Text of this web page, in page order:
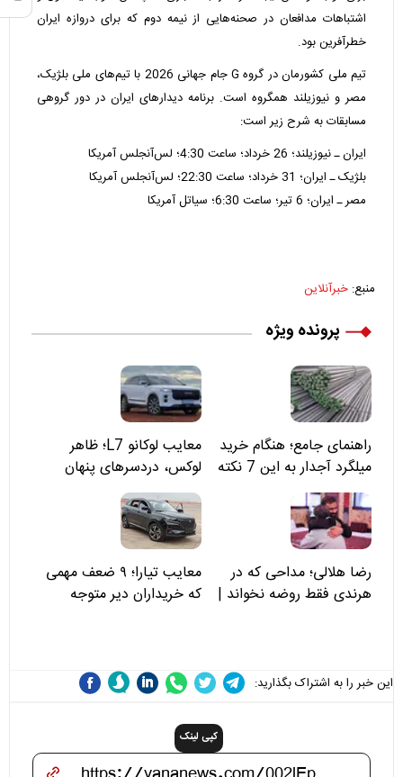
اشتباهات مدافعان در صحنه‌هایی از نیمه دوم که برای دروازه ایران
خطرآفرین بود.
تیم ملی کشورمان در گروه G جام جهانی 2026 با تیم‌های ملی بلژیک،
مصر و نیوزیلند همگروه است. برنامه دیدارهای ایران در دور گروهی
مسابقات به شرح زیر است:
ایران ـ نیوزیلند؛ 26 خرداد؛ ساعت 4:30؛ لس‌آنجلس آمریکا
بلژیک ـ ایران؛ 31 خرداد؛ ساعت 22:30؛ لس‌آنجلس آمریکا
مصر ـ ایران؛ 6 تیر؛ ساعت 6:30؛ سیاتل آمریکا
منبع: خبرآنلاین
پرونده ویژه
راهنمای جامع؛ هنگام خرید
میلگرد آجدار به این 7 نکته
توجه کنید
معایب لوکانو L7؛ ظاهر
لوکس، دردسرهای پنهان
رضا هلالی؛ مداحی که در
هرندی فقط روضه نخواند |
معایب تیارا؛ ۹ ضعف مهمی
که خریداران دیر متوجه
این خبر را به اشتراک بگذارید:
کپی لینک